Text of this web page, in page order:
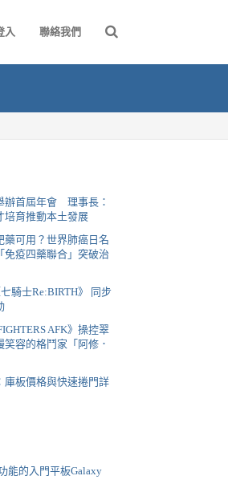
入 聯絡我們
辦首屆年會 理事長：
培育推動本土發展
藥可用？世界肺癌日名
免疫四藥聯合」突破治
騎士Re:BIRTH》 同步
AFK》操控翠
容的格鬥家「阿修．
庫板價格與快速捲門詳
能的入門平板Galaxy